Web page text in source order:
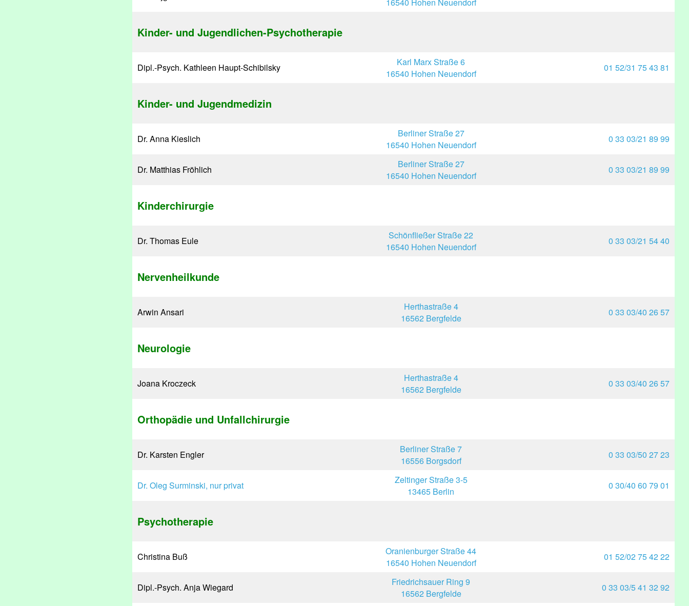
Kinder- und Jugendlichen-Psychotherapie
Dipl.-Psych. Kathleen Haupt-Schibilsky
Karl Marx Straße 6
16540 Hohen Neuendorf
01 52/31 75 43 81
Kinder- und Jugendmedizin
Dr. Anna Kieslich
Berliner Straße 27
16540 Hohen Neuendorf
0 33 03/21 89 99
Dr. Matthias Fröhlich
Berliner Straße 27
16540 Hohen Neuendorf
0 33 03/21 89 99
Kinderchirurgie
Dr. Thomas Eule
Schönfließer Straße 22
16540 Hohen Neuendorf
0 33 03/21 54 40
Nervenheilkunde
Arwin Ansari
Herthastraße 4
16562 Bergfelde
0 33 03/40 26 57
Neurologie
Joana Kroczeck
Herthastraße 4
16562 Bergfelde
0 33 03/40 26 57
Orthopädie und Unfallchirurgie
Dr. Karsten Engler
Berliner Straße 7
16556 Borgsdorf
0 33 03/50 27 23
Dr. Oleg Surminski, nur privat
Zeltinger Straße 3-5
13465 Berlin
0 30/40 60 79 01
Psychotherapie
Christina Buß
Oranienburger Straße 44
16540 Hohen Neuendorf
01 52/02 75 42 22
Dipl.-Psych. Anja Wiegard
Friedrichsauer Ring 9
16562 Bergfelde
0 33 03/5 41 32 92